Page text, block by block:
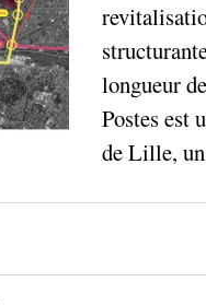
longueur
Postes est
de Lille,